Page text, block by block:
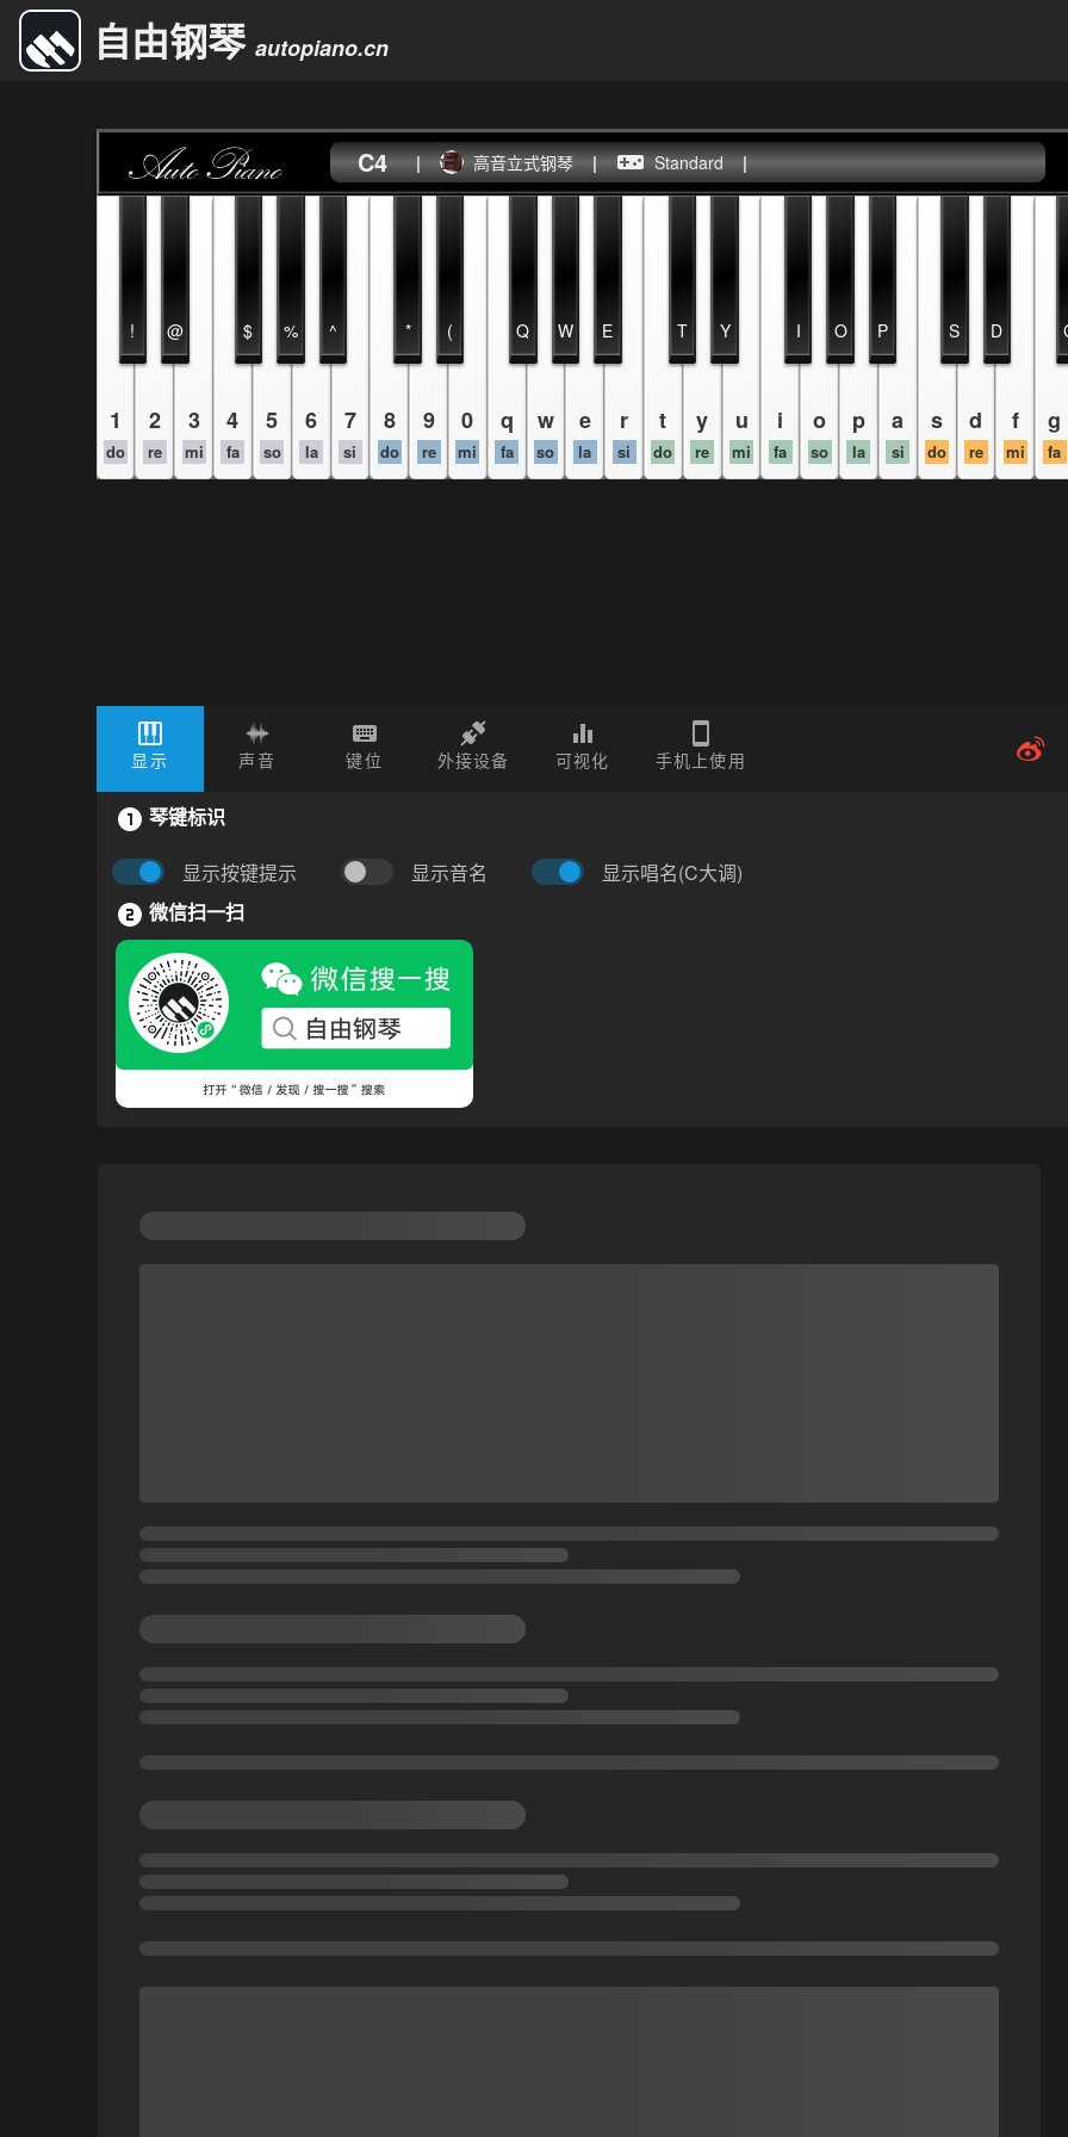
自由钢琴 autopiano.cn
C4 | 高音立式钢琴 | Standard |
1
do
2
re
3
mi
4
fa
5
so
6
la
7
si
8
do
9
re
0
mi
q
fa
w
so
e
la
r
si
t
do
y
re
u
mi
i
fa
o
so
p
la
a
si
s
do
d
re
f
mi
g
fa
! @ $ % ^ * ( Q W E T Y I O P S D
显示 声音 键位 外接设备 可视化 手机上使用
琴键标识
显示按键提示 显示音名 显示唱名(C大调)
微信扫一扫